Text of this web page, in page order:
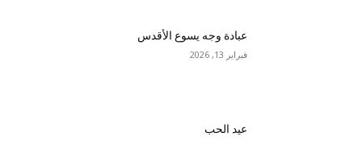
عبادة وجه يسوع الأقدس
فبراير 13, 2026
عيد الحب